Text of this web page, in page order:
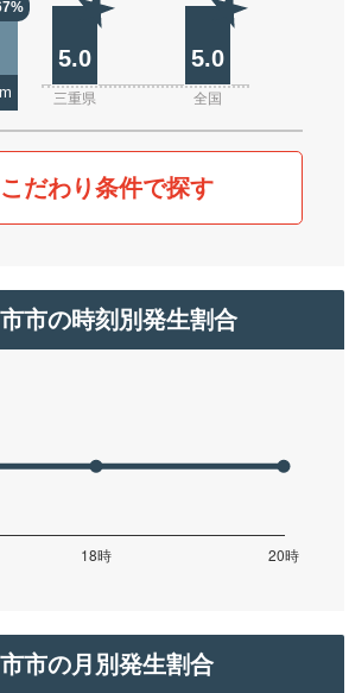
5.0 5.0
三重県 全国
こだわり条件で探す
市の時刻別発生割合
市の月別発生割合